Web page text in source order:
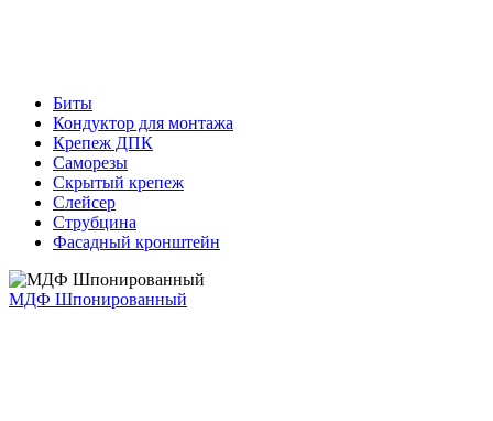
Биты
Кондуктор для монтажа
Крепеж ДПК
Саморезы
Скрытый крепеж
Слейсер
Струбцина
Фасадный кронштейн
МДФ Шпонированный